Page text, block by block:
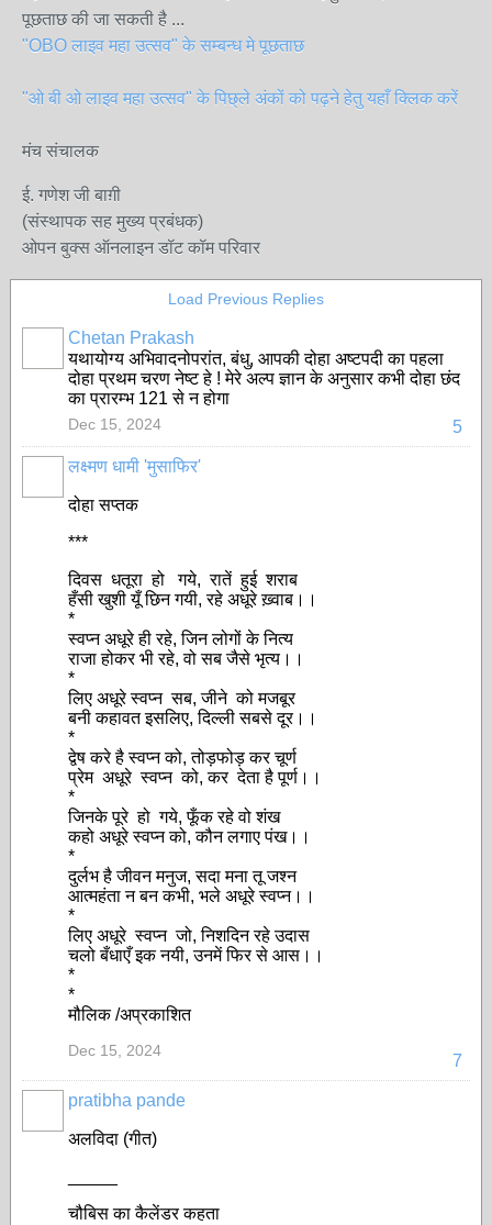
पूछताछ की जा सकती है ...
"OBO लाइव महा उत्सव" के सम्बन्ध मे पूछताछ
"ओ बी ओ लाइव महा उत्सव" के पिछ्ले अंकों को पढ़ने हेतु यहाँ क्लिक करें
मंच संचालक
ई. गणेश जी बाग़ी
(संस्थापक सह मुख्य प्रबंधक)
ओपन बुक्स ऑनलाइन डॉट कॉम परिवार
Load Previous Replies
Chetan Prakash
यथायोग्य अभिवादनोपरांत, बंधु, आपकी दोहा अष्टपदी का पहला
दोहा प्रथम चरण नेष्ट हे ! मेरे अल्प ज्ञान के अनुसार कभी दोहा छंद
का प्रारम्भ 121 से न होगा
5
Dec 15, 2024
लक्ष्मण धामी 'मुसाफिर'
दोहा सप्तक
***
दिवस धतूरा हो गये, रातें हुई शराब
हँसी खुशी यूँ छिन गयी, रहे अधूरे ख़्वाब।।
*
स्वप्न अधूरे ही रहे, जिन लोगों के नित्य
राजा होकर भी रहे, वो सब जैसे भृत्य।।
*
लिए अधूरे स्वप्न सब, जीने को मजबूर
बनी कहावत इसलिए, दिल्ली सबसे दूर।।
*
द्वेष करे है स्वप्न को, तोड़फोड़ कर चूर्ण
प्रेम अधूरे स्वप्न को, कर देता है पूर्ण।।
*
जिनके पूरे हो गये, फूँक रहे वो शंख
कहो अधूरे स्वप्न को, कौन लगाए पंख।।
*
दुर्लभ है जीवन मनुज, सदा मना तू जश्न
आत्महंता न बन कभी, भले अधूरे स्वप्न।।
*
लिए अधूरे स्वप्न जो, निशदिन रहे उदास
चलो बँधाएँ इक नयी, उनमें फिर से आस।।
*
*
मौलिक /अप्रकाशित
7
Dec 15, 2024
pratibha pande
अलविदा (गीत)
चौबिस का कैलेंडर कहता